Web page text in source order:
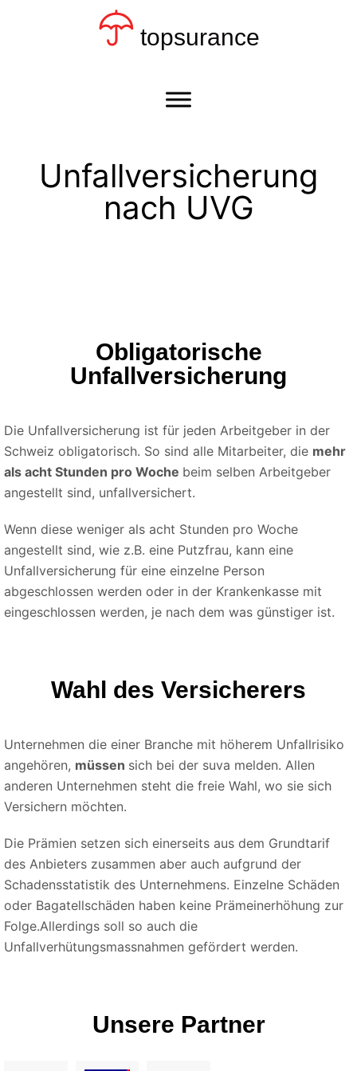
topsurance
Unfallversicherung
nach UVG
Obligatorische
Unfallversicherung
Die Unfallversicherung ist für jeden Arbeitgeber in der
Schweiz obligatorisch. So sind alle Mitarbeiter, die mehr
als acht Stunden pro Woche beim selben Arbeitgeber
angestellt sind, unfallversichert.
Wenn diese weniger als acht Stunden pro Woche
angestellt sind, wie z.B. eine Putzfrau, kann eine
Unfallversicherung für eine einzelne Person
abgeschlossen werden oder in der Krankenkasse mit
eingeschlossen werden, je nach dem was günstiger ist.
Wahl des Versicherers
Unternehmen die einer Branche mit höherem Unfallrisiko
angehören, müssen sich bei der suva melden. Allen
anderen Unternehmen steht die freie Wahl, wo sie sich
Versichern möchten.
Die Prämien setzen sich einerseits aus dem Grundtarif
des Anbieters zusammen aber auch aufgrund der
Schadensstatistik des Unternehmens. Einzelne Schäden
oder Bagatellschäden haben keine Prämeinerhöhung zur
Folge.Allerdings soll so auch die
Unfallverhütungsmassnahmen gefördert werden.
Unsere Partner